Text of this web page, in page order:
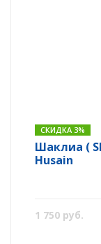
СКИДКА 3%
Шаклиа (
Husain
1 750 руб.